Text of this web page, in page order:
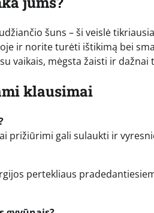
šuns – ši veislė
ir norite turėti ištikimą bei
vaikais, mėgsta žaisti ir
klausimai
prižiūrimi gali sulaukti ir
pertekliaus